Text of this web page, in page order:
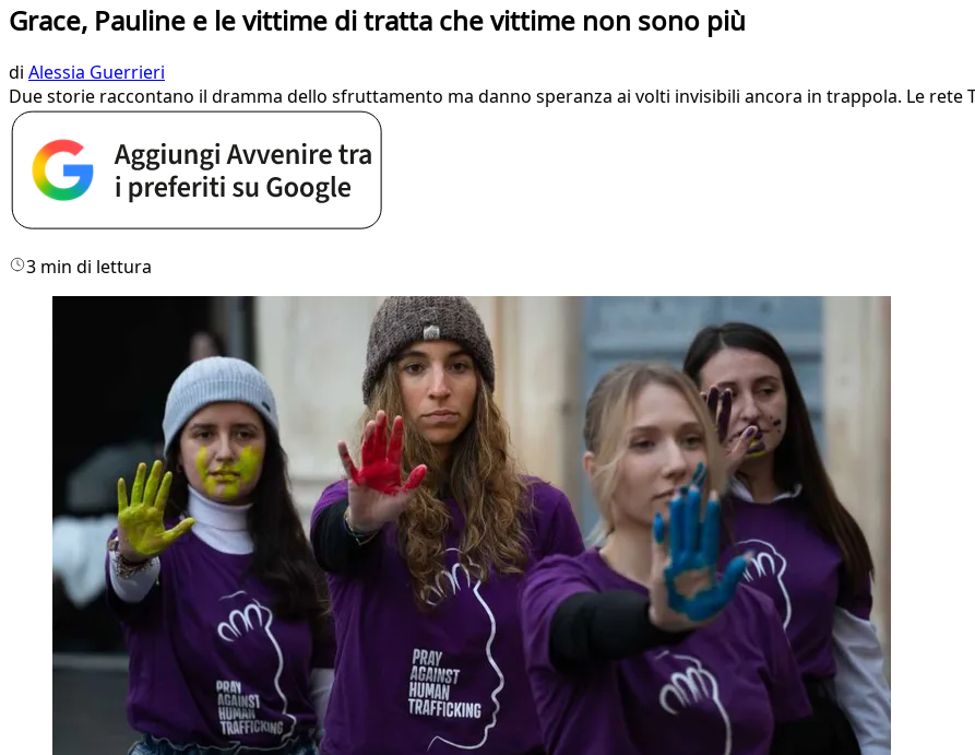
Grace, Pauline e le vittime di tratta che vittime non sono più
di Alessia Guerrieri
Due storie raccontano il dramma dello sfruttamento ma danno speranza ai volti invisibili ancora in trappola. Le rete
3 min di lettura